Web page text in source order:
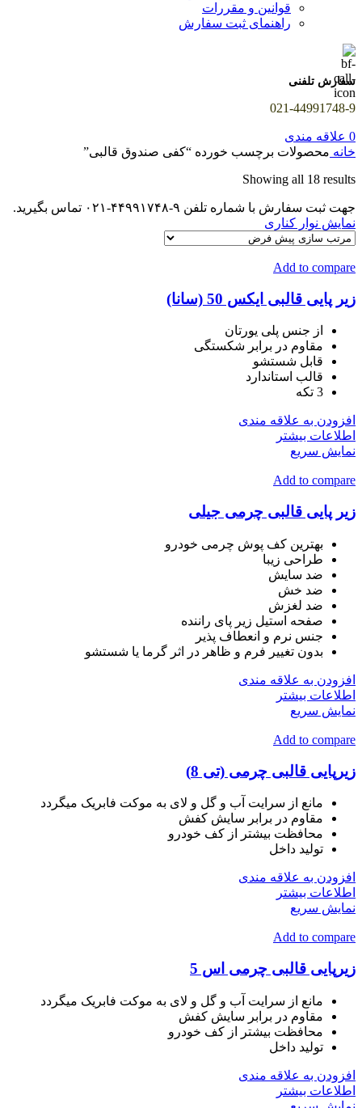
قوانین و مقررات
راهنمای ثبت سفارش
سفارش تلفنی
021-44991748-9
0 علاقه مندی
خانه محصولات برچسب خورده “کفی صندوق قالبی”
Showing all 18 results
جهت ثبت سفارش با شماره تلفن ۹-۴۴۹۹۱۷۴۸-۰۲۱ تماس بگیرید.
نمایش نوار کناری
Add to compare
زیر پایی قالبی ایکس 50 (سانا)
از جنس پلی یورتان
مقاوم در برابر شکستگی
قابل شستشو
قالب استاندارد
3 تکه
افزودن به علاقه مندی
اطلاعات بیشتر
نمایش سریع
Add to compare
زیر پایی قالبی چرمی جیلی
بهترین کف پوش چرمی خودرو
طراحی زیبا
ضد سایش
ضد خش
ضد لغزش
صفحه استیل زیر پای راننده
جنس نرم و انعطاف پذیر
بدون تغییر فرم و ظاهر در اثر گرما یا شستشو
افزودن به علاقه مندی
اطلاعات بیشتر
نمایش سریع
Add to compare
زیرپایی قالبی چرمی (تی 8)
مانع از سرایت آب و گل و لای به موکت فابریک میگردد
مقاوم در برابر سایش کفش
محافظت بیشتر از کف خودرو
تولید داخل
افزودن به علاقه مندی
اطلاعات بیشتر
نمایش سریع
Add to compare
زیرپایی قالبی چرمی اس 5
مانع از سرایت آب و گل و لای به موکت فابریک میگردد
مقاوم در برابر سایش کفش
محافظت بیشتر از کف خودرو
تولید داخل
افزودن به علاقه مندی
اطلاعات بیشتر